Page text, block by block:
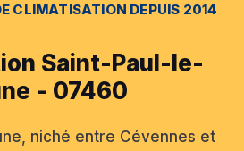
CLIMATISATION DEPUIS 2014
Saint-Paul-le-
- 07460
niché entre Cévennes et